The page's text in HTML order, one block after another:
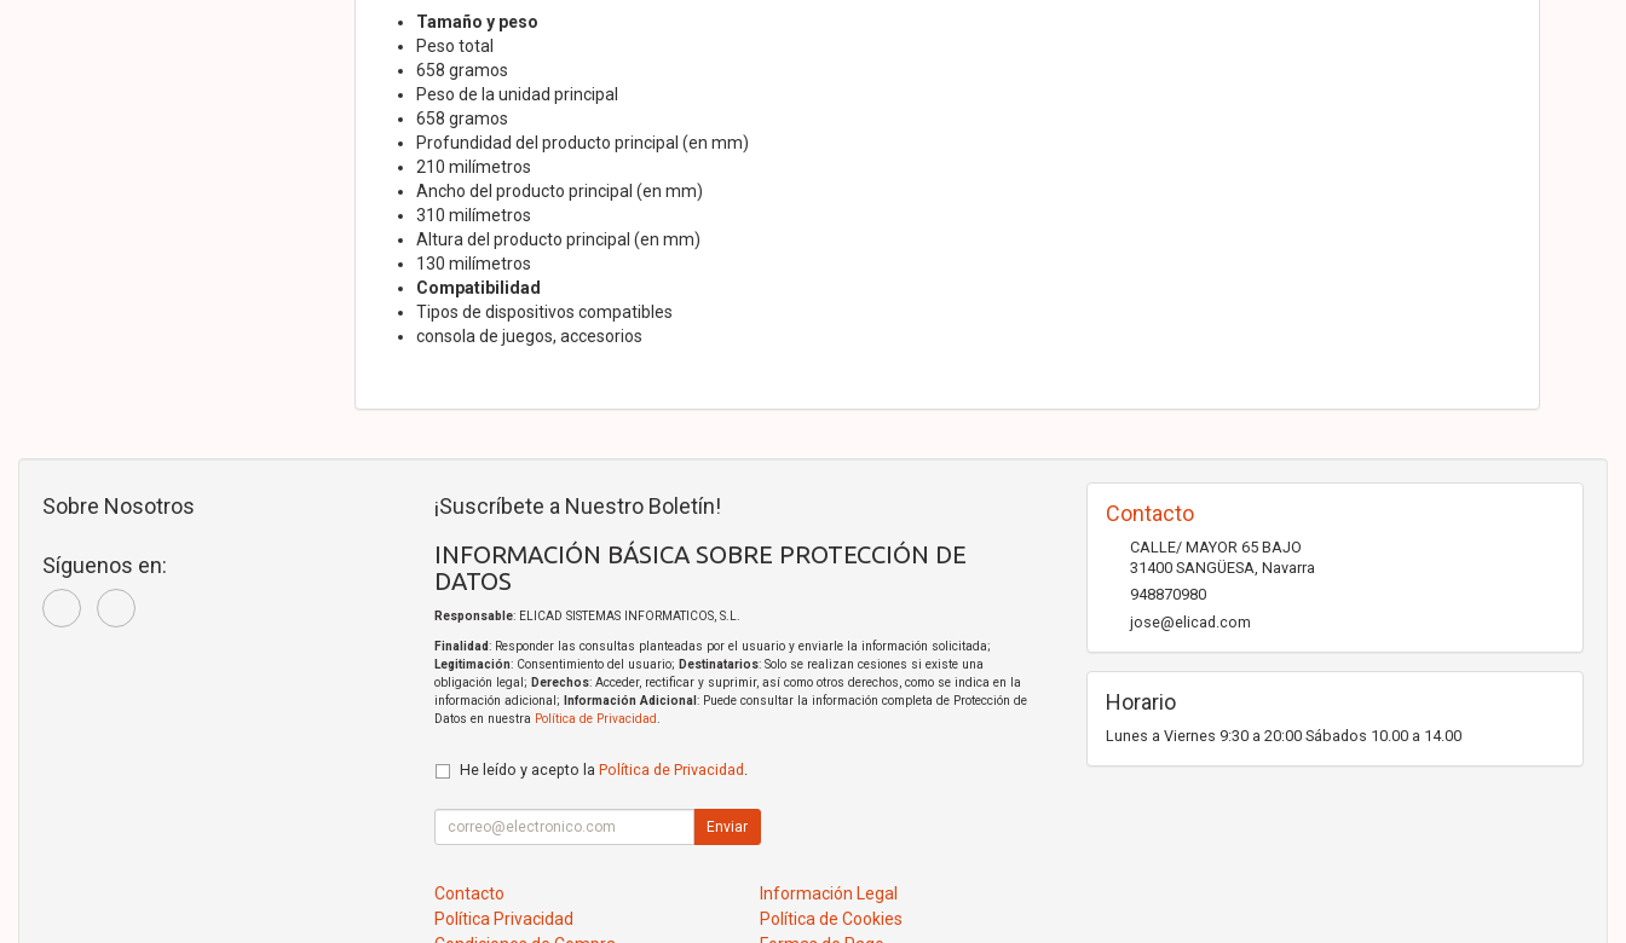
Tamaño y peso
Peso total
658 gramos
Peso de la unidad principal
658 gramos
Profundidad del producto principal (en mm)
210 milímetros
Ancho del producto principal (en mm)
310 milímetros
Altura del producto principal (en mm)
130 milímetros
Compatibilidad
Tipos de dispositivos compatibles
consola de juegos, accesorios
Sobre Nosotros
Síguenos en:
¡Suscríbete a Nuestro Boletín!
INFORMACIÓN BÁSICA SOBRE PROTECCIÓN DE
DATOS
Responsable: ELICAD SISTEMAS INFORMATICOS, S.L.
Finalidad: Responder las consultas planteadas por el usuario y enviarle la información solicitada;
Legitimación: Consentimiento del usuario; Destinatarios: Solo se realizan cesiones si existe una
obligación legal; Derechos: Acceder, rectificar y suprimir, así como otros derechos, como se indica en la
información adicional;
Información Adicional : Puede consultar la información completa de Protección de
Datos en nuestra Política de Privacidad.
He leído y acepto la Política de Privacidad .
Enviar
Contacto
Información Legal
Política Privacidad
Política de Cookies
Contacto
CALLE/ MAYOR 65 BAJO
31400 SANGÜESA, Navarra
948870980
jose@elicad.com
Horario
Lunes a Viernes 9:30 a 20:00 Sábados 10.00 a 14.00